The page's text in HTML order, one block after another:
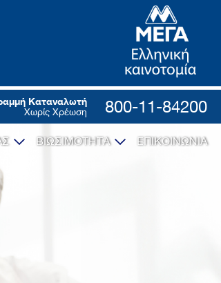
Καταναλωτή
Χωρίς Χρέωση 800-11-84200
ΒΙΩΣΙΜΟΤΗΤΑ ΕΠΙΚΟΙΝΩΝΙΑ